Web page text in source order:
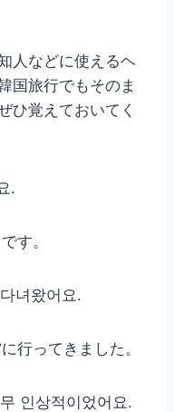
人などに使えるヘ
国旅行でもそのま
ひ覚えておいてく
.
す。
녀왔어요.
行ってきました。
인상적이었어요.